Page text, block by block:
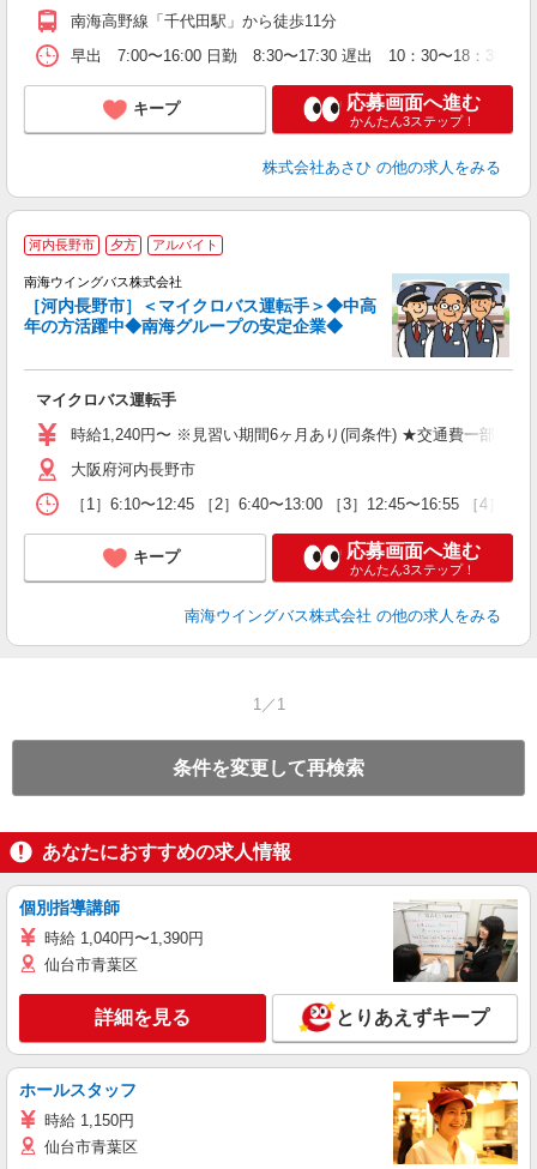
南海高野線「千代田駅」から徒歩11分
早出 7:00〜16:00 日勤 8:30〜17:30 遅出 10：30〜18：30 夜
キープ 応募画面へ進む
かんたん3ステップ！
株式会社あさひ の他の求人をみる
河内長野市 夕方 アルバイト
南海ウイングバス株式会社
［河内長野市］＜マイクロバス運転手＞◆中高
年の方活躍中◆南海グループの安定企業◆
マイクロバス運転手
時給1,240円〜 ※見習い期間6ヶ月あり(同条件) ★交通費一部支給
大阪府河内長野市
［1］6:10〜12:45 ［2］6:40〜13:00 ［3］12:45〜16:55 ［4］
キープ 応募画面へ進む
かんたん3ステップ！
南海ウイングバス株式会社 の他の求人をみる
1／1
条件を変更して再検索
あなたにおすすめの求人情報
個別指導講師
時給 1,040円〜1,390円
仙台市青葉区
詳細を見る とりあえずキープ
ホールスタッフ
時給 1,150円
仙台市青葉区